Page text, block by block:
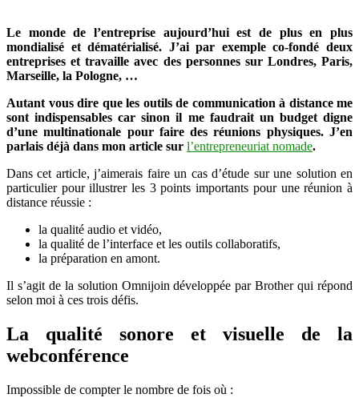
distance
réussies
avec
Le monde de l’entreprise aujourd’hui est de plus en plus
mondialisé et dématérialisé. J’ai par exemple co-fondé deux
entreprises et travaille avec des personnes sur Londres, Paris,
Marseille, la Pologne, …
Autant vous dire que les outils de communication à distance me
sont indispensables car sinon il me faudrait un budget digne
d’une multinationale pour faire des réunions physiques. J’en
parlais déjà dans mon article sur l’entrepreneuriat nomade.
Dans cet article, j’aimerais faire un cas d’étude sur une solution en
particulier pour illustrer les 3 points importants pour une réunion à
distance réussie :
la qualité audio et vidéo,
la qualité de l’interface et les outils collaboratifs,
la préparation en amont.
Il s’agit de la solution Omnijoin développée par Brother qui répond
selon moi à ces trois défis.
La qualité sonore et visuelle de la
webconférence
Impossible de compter le nombre de fois où :